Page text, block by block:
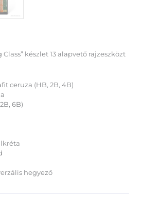
Class” készlet 13 alapvető rajzeszközt
ceruza (HB, 2B, 4B)
6B)
hegyező